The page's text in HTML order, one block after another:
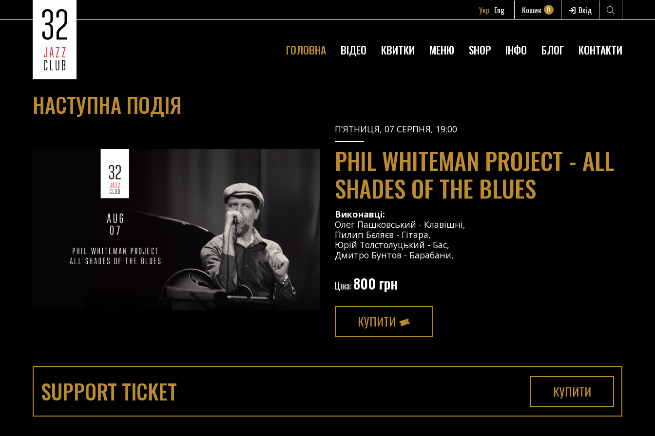
Укр Eng Кошик 0 Вхід
ГОЛОВНА ВІДЕО КВИТКИ МЕНЮ SHOP ІНФО БЛОГ КОНТАКТИ
НАСТУПНА ПОДІЯ
П’ЯТНИЦЯ, 07 СЕРПНЯ, 19:00
PHIL WHITEMAN PROJECT - ALL
SHADES OF THE BLUES
Виконавці:
Олег Пашковський - Клавішні,
Пилип Бєляєв - Гітара,
Юрій Толстолуцький - Бас,
Дмитро Бунтов - Барабани,
Ціна:800 грн
КУПИТИ
SUPPORT TICKET КУПИТИ